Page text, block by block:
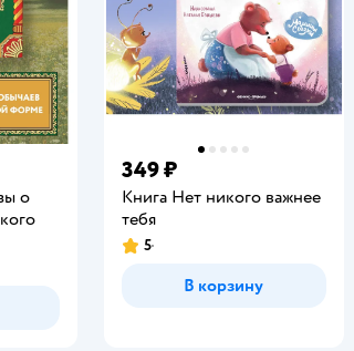
о
349 ₽
Книга Нет никого важнее
тебя
Рейтинг:
5
В корзину